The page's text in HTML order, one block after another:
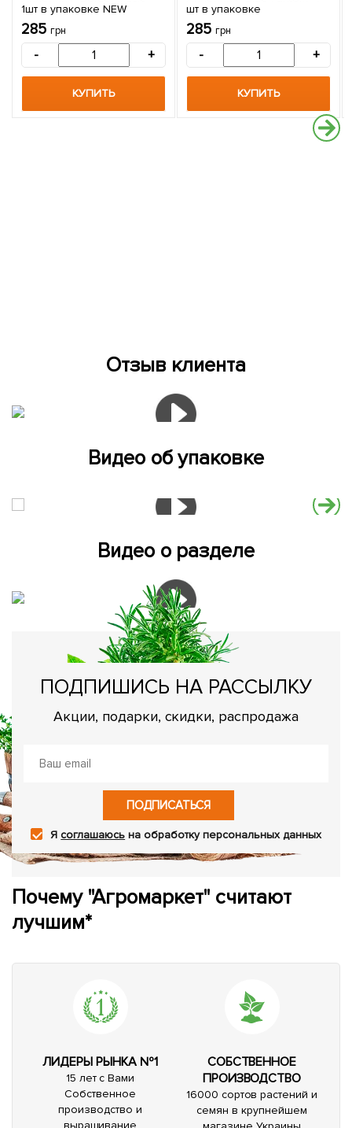
1шт в упаковке NEW
285 грн
- +
КУПИТЬ
шт в упаковке
285 грн
- +
КУПИТЬ
Отзыв клиента
Видео об упаковке
Видео о разделе
ПОДПИШИСЬ НА РАССЫЛКУ
Акции, подарки, скидки, распродажа
ПОДПИСАТЬСЯ
Ясоглашаюсь на обработку персональных данных
Почему "Агромаркет" считают
лучшим*
ЛИДЕРЫ РЫНКА №1
15 лет с Вами
Собственное
производство и
СОБСТВЕННОЕ
ПРОИЗВОДСТВО
16000 сортов растений и
семян в крупнейшем